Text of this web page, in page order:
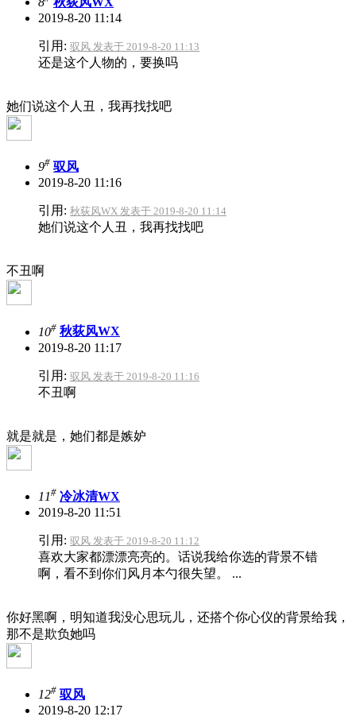
2019-8-20 11:14
引用: 驭风 发表于 2019-8-20 11:13
还是这个人物的，要换吗
她们说这个人丑，我再找找吧
9# 驭风
2019-8-20 11:16
引用: 秋荻风WX 发表于 2019-8-20 11:14
她们说这个人丑，我再找找吧
不丑啊
10# 秋荻风WX
2019-8-20 11:17
引用: 驭风 发表于 2019-8-20 11:16
不丑啊
就是就是，她们都是嫉妒
11# 冷冰清WX
2019-8-20 11:51
引用: 驭风 发表于 2019-8-20 11:12
喜欢大家都漂漂亮亮的。话说我给你选的背景不错
啊，看不到你们风月本勺很失望。 ...
你好黑啊，明知道我没心思玩儿，还搭个你心仪的背景给我，
那不是欺负她吗
12# 驭风
2019-8-20 12:17